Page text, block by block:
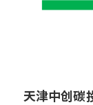
天津中创碳